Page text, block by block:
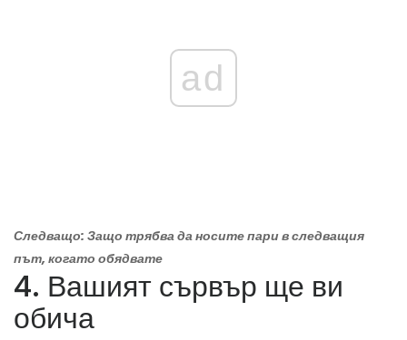
ad
Следващо: Защо трябва да носите пари в следващия
път, когато обядвате
4. Вашият сървър ще ви
обича